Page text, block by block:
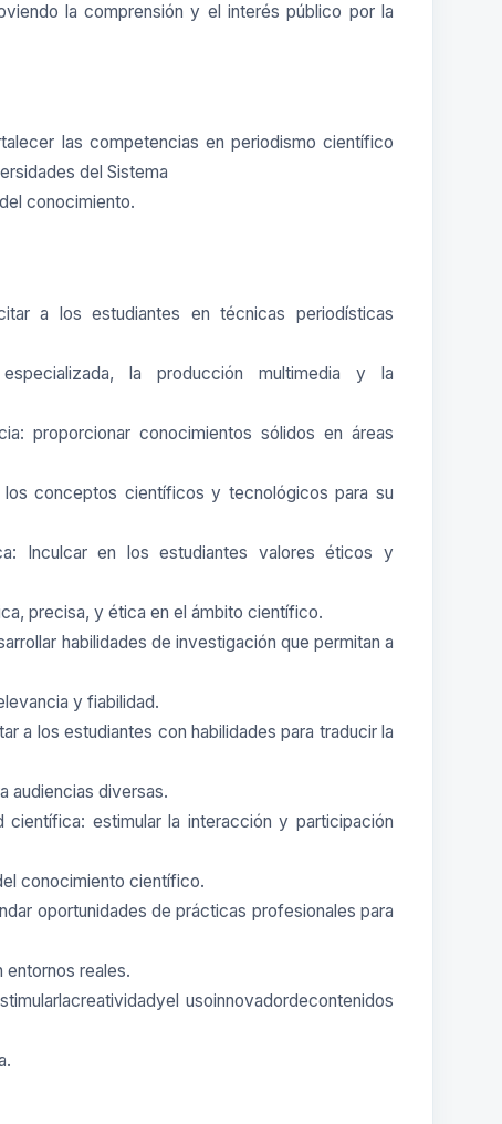
la comprensión y el interés público por la
las competencias en periodismo científico
del Sistema
conocimiento.
a los estudiantes en técnicas periodísticas
la producción multimedia y la
proporcionar conocimientos sólidos en áreas
conceptos científicos y tecnológicos para su
Inculcar en los estudiantes valores éticos y
precisa, y ética en el ámbito científico.
habilidades de investigación que permitan a
y fiabilidad.
a los estudiantes con habilidades para traducir la
audiencias diversas.
estimular la interacción y participación
conocimiento científico.
oportunidades de prácticas profesionales para
entornos reales.
usoinnovadordecontenidos